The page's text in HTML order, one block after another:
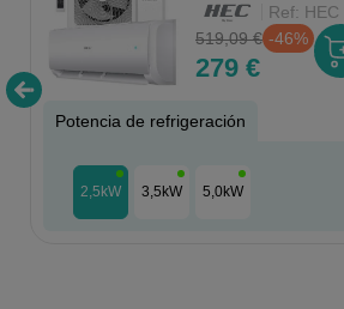
Ref: HEC
519,09 € -46%
279 €
Potencia de refrigeración
2,5kW 3,5kW 5,0kW